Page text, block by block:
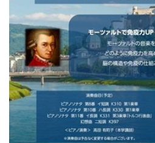
教員紹介
演奏会
キャリ
大学紹介
在学生の